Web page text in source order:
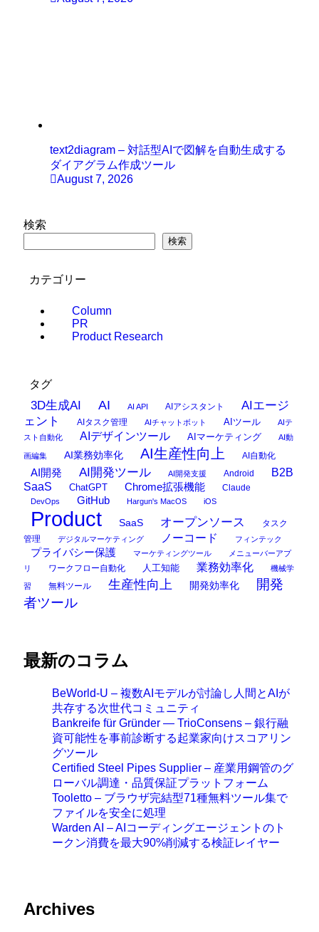
text2diagram – 対話型AIで図解を自動生成する
ダイアグラム作成ツール
August 7, 2026
検索
検索
カテゴリー
Column
PR
Product Research
タグ
3D生成AI AI AI API AIアシスタント
AIエージ
ェント
AIタスク管理 AIチャットボット AIツール
AIテ
スト自動化
AIデザインツール AIマーケティング AI動
画編集 AI業務効率化 AI生産性向上 AI自動化
AI開発 AI開発ツール AI開発支援 Android
B2B
SaaS
ChatGPT Chrome拡張機能 Claude
DevOps GitHub Hargun's MacOS iOS
Product SaaS オープンソース
タスク
管理
デジタルマーケティング ノーコード フィンテック
プライバシー保護 マーケティングツール
メニューバーアプ
リ
ワークフロー自動化 人工知能 業務効率化 機械学
習 無料ツール 生産性向上 開発効率化
開発
者ツール
最新のコラム
BeWorld-U – 複数AIモデルが討論し人間とAIが
共存する次世代コミュニティ
Bankreife für Gründer — TrioConsens – 銀行融
資可能性を事前診断する起業家向けスコアリン
グツール
Certified Steel Pipes Supplier – 産業用鋼管のグ
ローバル調達・品質保証プラットフォーム
Tooletto – ブラウザ完結型71種無料ツール集で
ファイルを安全に処理
Warden AI – AIコーディングエージェントのト
ークン消費を最大90%削減する検証レイヤー
Archives